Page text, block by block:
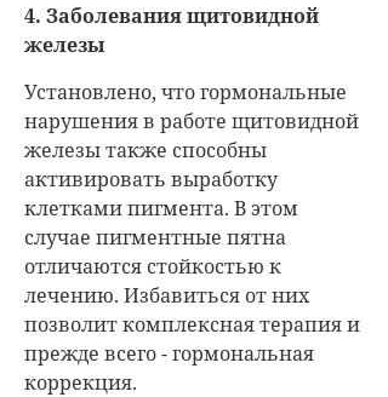
4. Заболевания щитовидной
железы
Установлено, что гормональные
нарушения в работе щитовидной
железы также способны
активировать выработку
клетками пигмента. В этом
случае пигментные пятна
отличаются стойкостью к
лечению. Избавиться от них
позволит комплексная терапия и
прежде всего - гормональная
коррекция.